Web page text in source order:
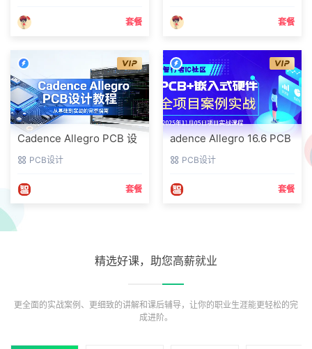
套餐 套餐
Cadence Allegro PCB 设
计 零基础到高速 DDR 量产
PCB设计
套餐
adence Allegro 16.6 PCB
+ 嵌入式硬件项目实战
PCB设计
套餐
精选好课，助您高薪就业
更全面的实战案例、更细致的讲解和课后辅导，让你的职业生涯能更轻松的完
成进阶。